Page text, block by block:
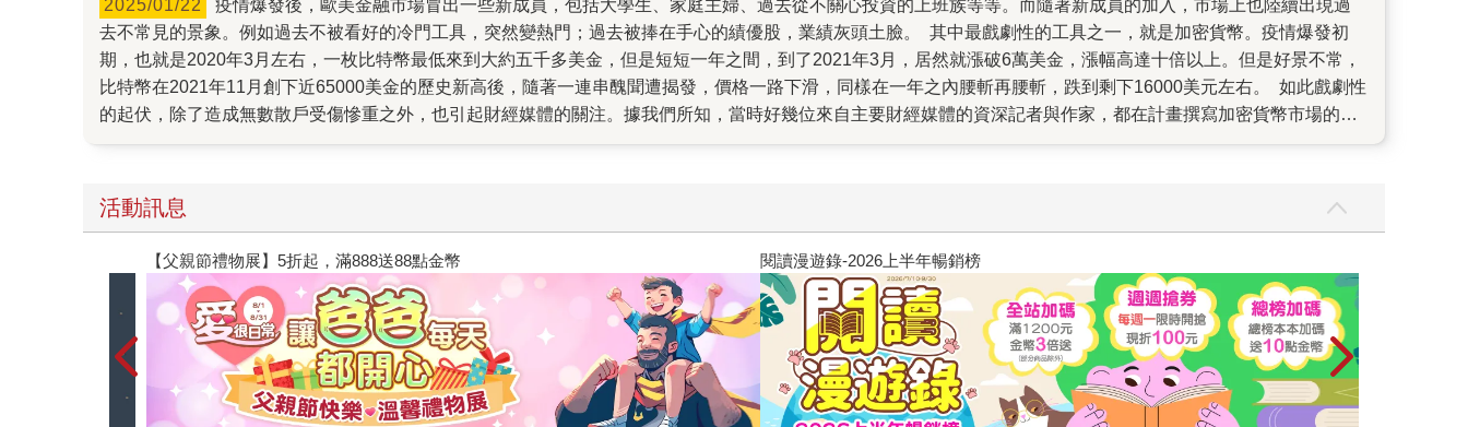
2025/01/22
疫情爆發後，歐美金融市場冒出一些新成員，包括大學生、家庭主婦、過去從不關心投資的上班族等等。而隨著新成員的加入，市場上也陸續出現過
去不常見的景象。例如過去不被看好的冷門工具，突然變熱門；過去被捧在手心的績優股，業績灰頭土臉。 其中最戲劇性的工具之一，就是加密貨幣。疫情爆發初
期，也就是2020年3月左右，一枚比特幣最低來到大約五千多美金，但是短短一年之間，到了2021年3月，居然就漲破6萬美金，漲幅高達十倍以上。但是好景不常，
比特幣在2021年11月創下近65000美金的歷史新高後，隨著一連串醜聞遭揭發，價格一路下滑，同樣在一年之內腰斬再腰斬，跌到剩下16000美元左右。 如此戲劇性
的起伏，除了造成無數散戶受傷慘重之外，也引起財經媒體的關注。據我們所知，當時好幾位來自主要財經媒體的資深記者與作家，都在計畫撰寫加密貨幣市場的
寫作計畫也因此曝光。最後完成的《無限風暴》也沒讓讀者失望，很快就成為暢銷書。 而與麥可同時進行中的另一位作者，是Bloomberg資深調查記者Zeke Faux。
當時他目睹了加密貨幣市場的瘋狂行情，身邊的朋友一個一個在疫情期間在百般無聊的生活中，被加密貨幣的廣告吸引，進而投入買進各種各樣的加密貨幣。這些貨
幣在Zeke看來，就是用來騙錢的工具，因為一來，這些貨幣完全沒有用處，不能用來買東西，也很少商家願意收。二來，也是最可疑的，很多所謂的加密貨幣，根本
不受監管，三不五時都可以聽到投資後被騙被坑的故事。 於是，Zeke打算展開一趟加密貨幣的調查報導之旅。除了在美國根據他的專長，搜尋整理法院文件、訪問
市場專家，他還遠赴瑞士、義大利、巴哈馬、薩爾瓦多及菲律賓，採訪數百位幣圈賭徒、程式設計師、炒作者與億萬富豪，參加他們的奢華派對，跟著他們買NFT，
甚至跑去柬埔寨黑幫人蛇集團大本營，後來這些人被司法追捕，他還去過這些人的藏身之處。最後，寫成了這本《幣漲無疑》。 Zeke這本書的英文版比麥可的《無
限風暴》早兩周上市，還記得第一次拿到書稿，幾乎一口氣讀了快二分之一，因為實在太好笑也太精彩了。果然，不久之後各大媒體所公布的年度最佳好書，這本
《幣漲無疑》幾乎都在榜上。從主流媒體《紐約時報》、《華盛頓郵報》、《洛杉磯時報》、《金融時報》，到專業科技媒體《The Verge》、《連線》，我算了一
下，這本書至少獲得13項殊榮。如果你想找一本好看的財經書，Zeke不會讓你失望。
活動訊息
【父親節禮物展】5折起，滿888送88點金幣 閱讀漫遊錄-2026上半年暢銷榜